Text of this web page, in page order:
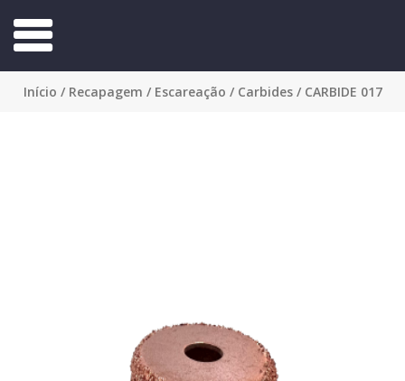
Início / Recapagem / Escareação / Carbides/ CARBIDE 017